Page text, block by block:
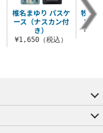
椎名まゆり パスケ
ース（ナスカン付
き）
¥1,650（税込）
牧瀬
スマ